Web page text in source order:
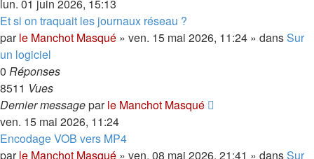
lun. 01 juin 2026, 15:13
Et si on traquait les journaux réseau ?
parle Manchot Masqué » ven. 15 mai 2026, 11:24 » dansSur
un logiciel
0 Réponses
8511 Vues
Dernier messageparle Manchot Masqué
ven. 15 mai 2026, 11:24
Encodage VOB vers MP4
parle Manchot Masqué » ven. 08 mai 2026, 21:41 » dansSur